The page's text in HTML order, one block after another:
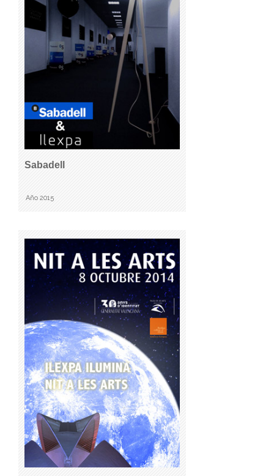
Sabadell
Año 2015